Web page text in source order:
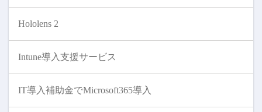
Hololens 2
Intune導入支援サービス
IT導入補助金でMicrosoft365導入